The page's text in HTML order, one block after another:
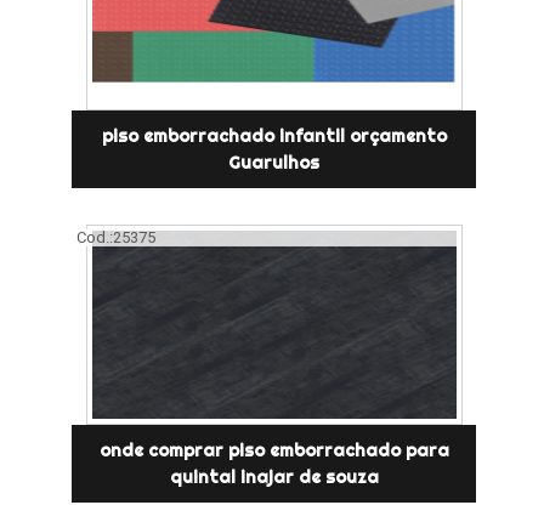
piso emborrachado infantil orçamento
Guarulhos
Cod.:25375
onde comprar piso emborrachado para
quintal inajar de souza